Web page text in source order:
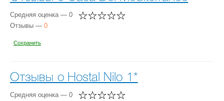
Средняя оценка — 0
Отзывы — 0
Сохранить
Отзывы о Hostal Nilo 1*
Средняя оценка — 0